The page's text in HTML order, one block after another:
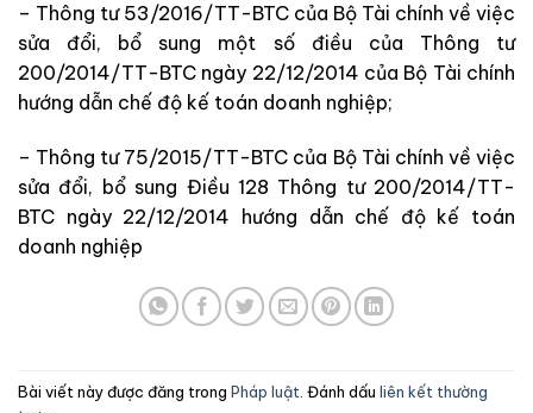
– Thông tư 53/2016/TT-BTC của Bộ Tài chính về việc
sửa đổi, bổ sung một số điều của Thông tư
200/2014/TT-BTC ngày 22/12/2014 của Bộ Tài chính
hướng dẫn chế độ kế toán doanh nghiệp;
– Thông tư 75/2015/TT-BTC của Bộ Tài chính về việc
sửa đổi, bổ sung Điều 128 Thông tư 200/2014/TT-
BTC ngày 22/12/2014 hướng dẫn chế độ kế toán
doanh nghiệp
Bài viết này được đăng trong Pháp luật . Đánh dấu liên kết thường